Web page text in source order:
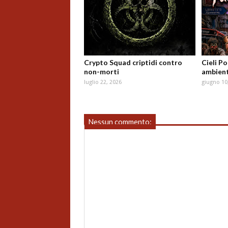
Crypto Squad criptidi contro
non-morti
luglio 22, 2026
Cieli
giugno
Nessun commento: